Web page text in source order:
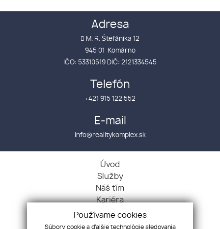
Adresa
M. R. Śtefánika 12
945 01 Komárno
IČO: 53310519 DIČ: 2121334545
Telefón
+421 915 122 552
E-mail
info@realitykomplex.sk
Úvod
Služby
Náš tím
Kariéra
Kontakt
GDPR
Používame cookies
Súbory cookie a ďalšie technológie sledovania